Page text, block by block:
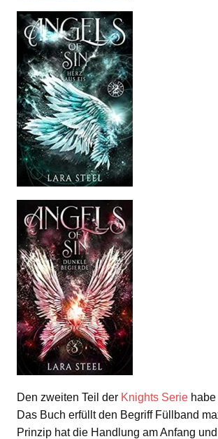
Den zweiten Teil der Knights Serie
Das Buch erfüllt den Begriff Füllband
Prinzip hat die Handlung am Anfang